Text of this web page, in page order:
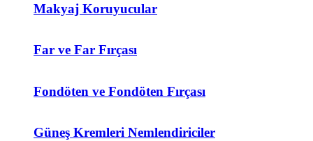
Makyaj Koruyucular
Far ve Far Fırçası
Fondöten ve Fondöten Fırçası
Güneş Kremleri Nemlendiriciler